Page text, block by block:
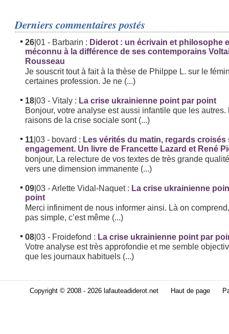
Derniers commentaires postés
26|01 - Barbarin : Diderot : un écrivain et philosophe
méconnu à la différence de ses contemporains
Rousseau
Je souscrit tout à fait à la thèse de Philppe L. sur le
certaines profession. Je ne (...)
18|03 - Vitaly : La crise ukrainienne point par point
Bonjour, votre analyse est aussi infantile que les autres.
raisons de la crise sociale sont (...)
11 |03 - bovard : Les vérités du matin, regards croisés
engagement. Un livre de Francette Lazard et René
bonjour, La relecture de vos textes de très grande
vers une dimension immanente (...)
09|03 - Arlette Vidal-Naquet : La crise ukrainienne
point
Merci infiniment de nous informer ainsi. Là on
pas simple, c’est même (...)
08|03 - Froidefond : La crise ukrainienne point par
Votre analyse est très approfondie et me semble
que les journaux habituels (...)
Copyright © 2008 - 2026 lafauteadiderot.net Haut de page